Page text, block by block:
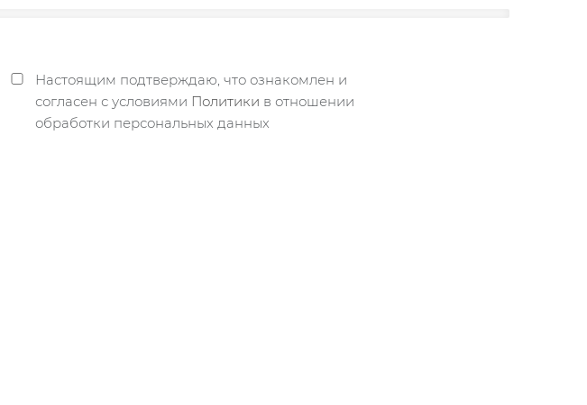
Настоящим подтверждаю, что ознакомлен и
согласен с условиями Политики в отношении
обработки персональных данных